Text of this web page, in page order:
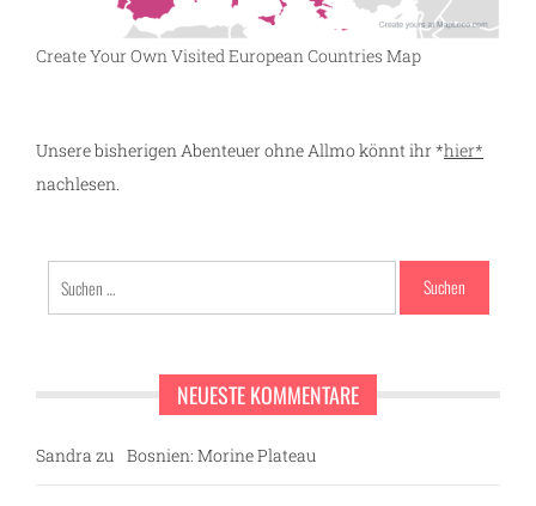
Create Your Own Visited European Countries Map
Unsere bisherigen Abenteuer ohne Allmo könnt ihr *hier*
nachlesen.
nach:
NEUESTE KOMMENTARE
Sandra zu Bosnien: Morine Plateau